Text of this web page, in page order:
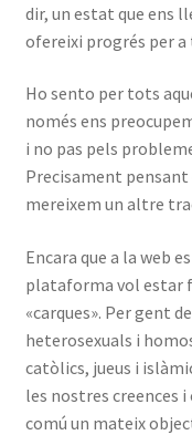
dir, un estat que ens
ofereixi progrés per
Ho sento per tots
només ens
i no pas pels
Precisament pensant
mereixem un altre
Encara que a la web
plataforma vol estar
«carques». Per gent
heterosexuals i
catòlics, jueus i
les nostres creences
comú un mateix